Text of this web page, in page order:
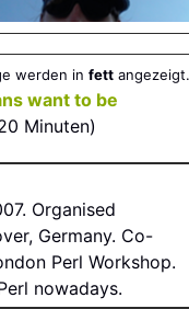
werden in fett angezeigt.
want to be
Minuten)
Organised
Germany. Co-
Perl Workshop.
nowadays.